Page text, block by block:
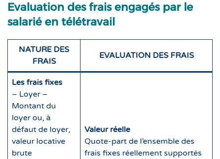
Evaluation des frais engagés par le
salarié en télétravail
NATURE DES
FRAIS
EVALUATION DES FRAIS
Les frais fixes
– Loyer –
Montant du
loyer ou, à
défaut de loyer,
valeur locative
brute
Valeur réelle
Quote-part de l’ensemble des
frais fixes réellement supportés